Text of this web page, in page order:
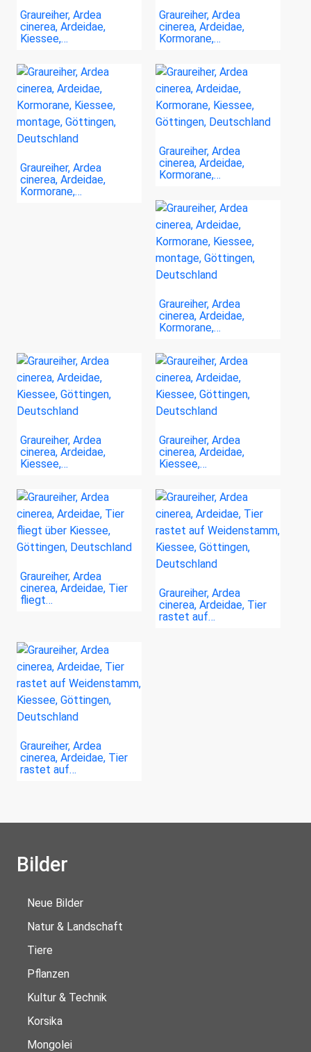
Graureiher, Ardea
cinerea, Ardeidae,
Kiessee,…
Graureiher, Ardea
cinerea, Ardeidae,
Kormorane,…
Graureiher, Ardea
cinerea, Ardeidae,
Kormorane,…
Graureiher, Ardea
cinerea, Ardeidae,
Kormorane,…
Graureiher, Ardea
cinerea, Ardeidae,
Kormorane,…
Graureiher, Ardea
cinerea, Ardeidae,
Kiessee,…
Graureiher, Ardea
cinerea, Ardeidae,
Kiessee,…
Graureiher, Ardea
cinerea, Ardeidae, Tier
fliegt…
Graureiher, Ardea
cinerea, Ardeidae, Tier
rastet auf…
Graureiher, Ardea
cinerea, Ardeidae, Tier
rastet auf…
Bilder
Neue Bilder
Natur & Landschaft
Tiere
Pflanzen
Kultur & Technik
Korsika
Mongolei